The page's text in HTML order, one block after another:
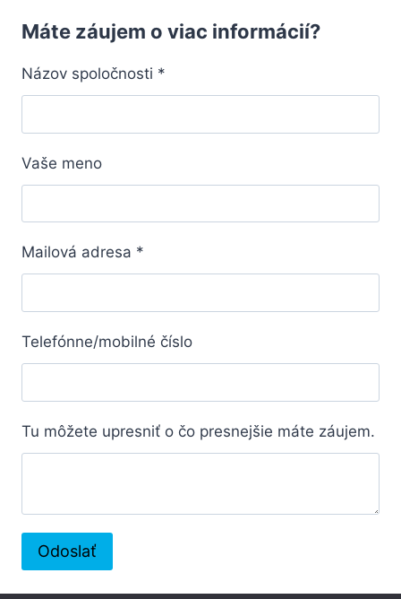
Máte záujem o viac informácií?
Názov spoločnosti *
Vaše meno
Mailová adresa *
Telefónne/mobilné číslo
Tu môžete upresniť o čo presnejšie máte záujem.
Odoslať